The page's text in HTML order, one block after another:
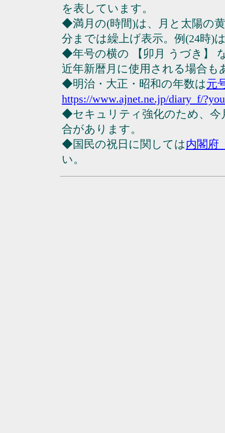
を表しています。
◆満月の(時間)は、月と太陽の
分までは繰上げ表示。例(24時)
◆年号の横の 【卯月 うづき】
近年新暦月に使用される場合も
◆明治・大正・昭和の年数は元
https://www.ajnet.ne.jp/diary_f/
◆セキュリティ強化のため、今
合があります。
◆国民の祝日に関しては内閣府
い。